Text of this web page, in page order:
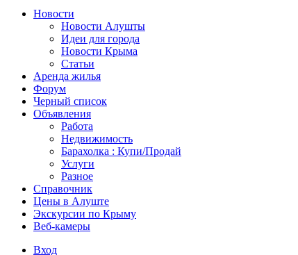
Новости
Новости Алушты
Идеи для города
Новости Крыма
Статьи
Аренда жилья
Форум
Черный список
Объявления
Работа
Недвижимость
Барахолка : Купи/Продай
Услуги
Разное
Справочник
Цены в Алуште
Экскурсии по Крыму
Веб-камеры
Вход